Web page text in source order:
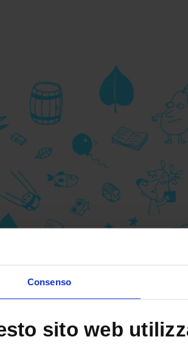
Consenso
sito web